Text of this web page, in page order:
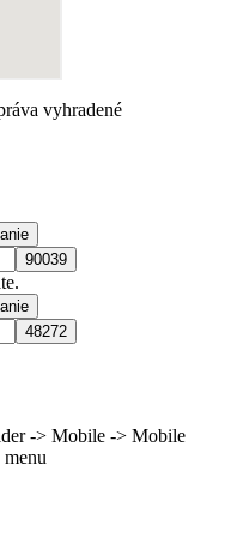
vyhradené
-> Mobile -> Mobile